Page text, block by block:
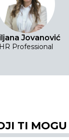
Jovanović
HR Professional
TI